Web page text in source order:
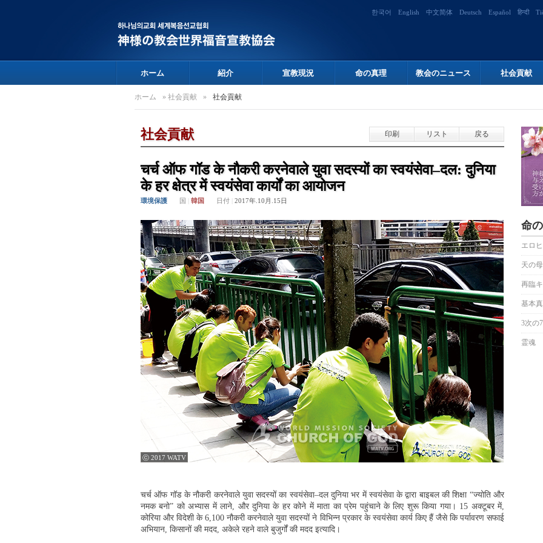
한국어 English 中文简体 Deutsch Español हिन्दी
ホーム 紹介 宣教現況 命の真理 教会のニュース 社会貢献
ホーム » 社会貢献 » 社会貢献
社会貢献 印刷 リスト 戻る
चर्च ऑफ गॉड के नौकरी करनेवाले युवा सदस्यों का स्वयंसेवा–दल: दुनिया
के हर क्षेत्र में स्वयंसेवा कार्यों का आयोजन
環境保護 国 韓国 日付 2017年.10月.15日
ⓒ 2017 WATV
चर्च ऑफ गॉड के नौकरी करनेवाले युवा सदस्यों का स्वयंसेवा–दल दुनिया भर में स्वयंसेवा के द्वारा बाइबल की शिक्षा “ज्योति और
नमक बनो” को अभ्यास में लाने, और दुनिया के हर कोने में माता का प्रेम पहुंचाने के लिए शुरू किया गया। 15 अक्टूबर में,
कोरिया और विदेशी के 6,100 नौकरी करनेवाले युवा सदस्यों ने विभिन्न प्रकार के स्वयंसेवा कार्य किए हैं जैसे कि पर्यावरण सफाई
अभियान, किसानों की मदद, अकेले रहने वाले बुजुर्गों की मदद इत्यादि।
命
エロ
天の
再臨
基本
3次の
霊魂